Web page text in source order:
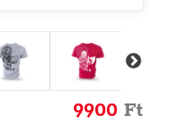
9900 Ft